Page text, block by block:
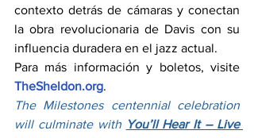
contexto detrás de cámaras y conectan
la obra revolucionaria de Davis con su
influencia duradera en el jazz actual.
TheSheldon.org.
The Milestones centennial celebration
will culminate with You’ll Hear It – Live